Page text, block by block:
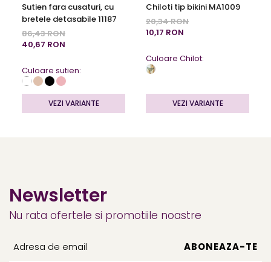
Sutien fara cusaturi, cu
bretele detasabile 11187
86,43 RON
40,67 RON
Culoare sutien:
VEZI VARIANTE
Chiloti tip bikini MA1009
20,34 RON
10,17 RON
Culoare Chilot:
VEZI VARIANTE
Newsletter
Nu rata ofertele si promotiile noastre